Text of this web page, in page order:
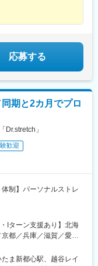
ノ門駅、半蔵門駅、大崎
駅前駅、溝の口駅、新
田駅、石上駅、糸貫
祇園四条駅、鞍馬口
大阪府)、天王寺駅前駅、
大阪ビジネスパーク駅、
)、天神南駅、朝倉街道
(東京都)、西太子堂駅、
芦花公園駅、元町駅(兵
駅、上野広小路駅、京
(広島県)、岡山駅前駅、
)、倉敷市駅、豊島園駅
永田町駅、学習院下駅、
駅、府中本町駅、神楽坂
京都)、銀座一丁目駅、
駅(京都府)、烏丸駅、天
駅、住吉駅(兵庫県・阪
、上野御徒町駅、胡町
御幸橋駅、水道橋駅、豊
通・ゆめタウン広島└岡
喫煙対策：施設内禁煙
、五反田駅、二子玉川
大塚駅(東京都)、駒沢大
橋本駅(神奈川県)、二俣
、藤沢駅、日吉駅(神奈
柳駅、名鉄名古屋駅、名
町駅、国際センター駅、
、ナゴヤドーム前矢田
荒子川公園駅、六名駅、
北大路駅、西院駅(阪急
阪上本町駅、樟葉駅、
堤駅、大日駅、心斎橋
梅田駅(阪神線)、河内天
、鳴尾・武庫川女子大前
道本線)、西宮北口駅、
茶山・京都芸術大学駅、
井戸駅、学芸大学駅、
杉駅、みなと元町駅、
駅、三宮・花時計前
、御徒町駅、八王子駅、
応募する
期と2カ月でプロ
」
歓迎
体制】パーソナルストレ
Iターン支援あり】北海
都／兵庫／滋賀／愛知
ープン＞愛知、東京、
Iターン歓迎◎引越し手
ま新都心駅、越谷レイ